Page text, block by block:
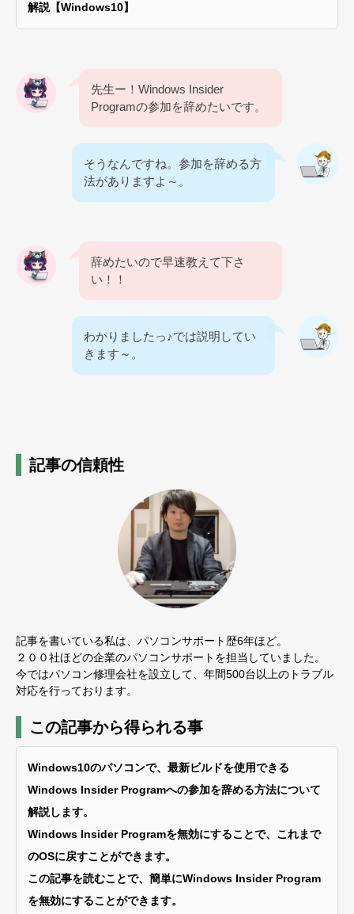
解説【Windows10】
先生ー！Windows Insider
Programの参加を辞めたいです。
そうなんですね。参加を辞める方
法がありますよ～。
辞めたいので早速教えて下さ
い！！
わかりましたっ♪では説明してい
きます～。
記事の信頼性
記事を書いている私は、パソコンサポート歴6年ほど。
２００社ほどの企業のパソコンサポートを担当していました。
今ではパソコン修理会社を設立して、年間500台以上のトラブル
対応を行っております。
この記事から得られる事
Windows10のパソコンで、最新ビルドを使用できる
Windows Insider Programへの参加を辞める方法について
解説します。
Windows Insider Programを無効にすることで、これまで
のOSに戻すことができます。
この記事を読むことで、簡単にWindows Insider Program
を無効にすることができます。